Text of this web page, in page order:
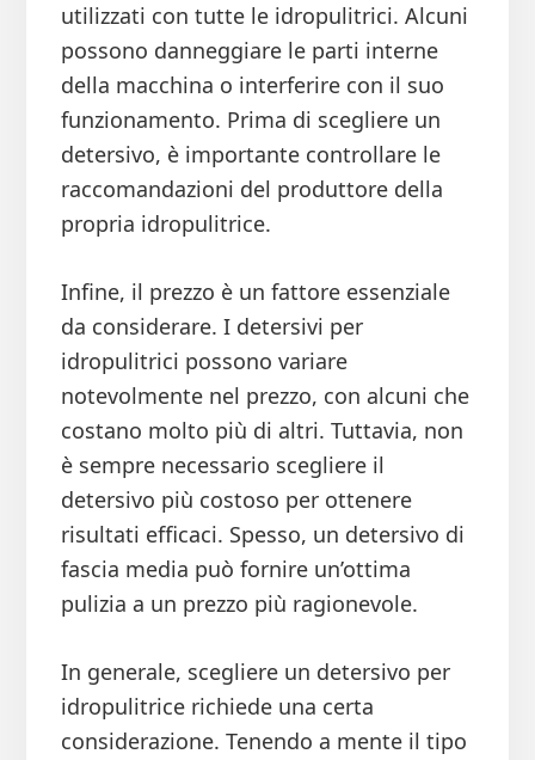
utilizzati con tutte le idropulitrici. Alcuni
possono danneggiare le parti interne
della macchina o interferire con il suo
funzionamento. Prima di scegliere un
detersivo, è importante controllare le
raccomandazioni del produttore della
propria idropulitrice.
Infine, il prezzo è un fattore essenziale
da considerare. I detersivi per
idropulitrici possono variare
notevolmente nel prezzo, con alcuni che
costano molto più di altri. Tuttavia, non
è sempre necessario scegliere il
detersivo più costoso per ottenere
risultati efficaci. Spesso, un detersivo di
fascia media può fornire un’ottima
pulizia a un prezzo più ragionevole.
In generale, scegliere un detersivo per
idropulitrice richiede una certa
considerazione. Tenendo a mente il tipo